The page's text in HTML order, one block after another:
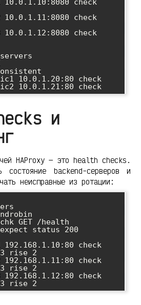
и
HAProxy — это health checks.
состояние backend-серверов и
неисправные из ротации:
rise 2
rise 2